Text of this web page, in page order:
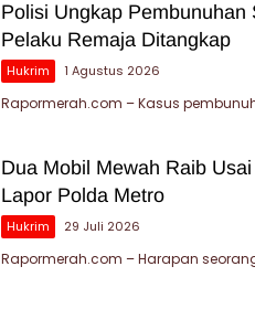
Polisi Ungkap
Pelaku Remaja Ditangkap
Hukrim 1 Agustus 2026
Rapormerah.com – Kasus
Dua Mobil Mewah Raib
Lapor Polda Metro
Hukrim 29 Juli 2026
Rapormerah.com – Harapan